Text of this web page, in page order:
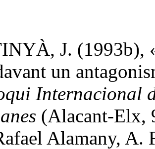
J. (1993b),
un
Internacional
(Alacant-Elx,
Alamany,